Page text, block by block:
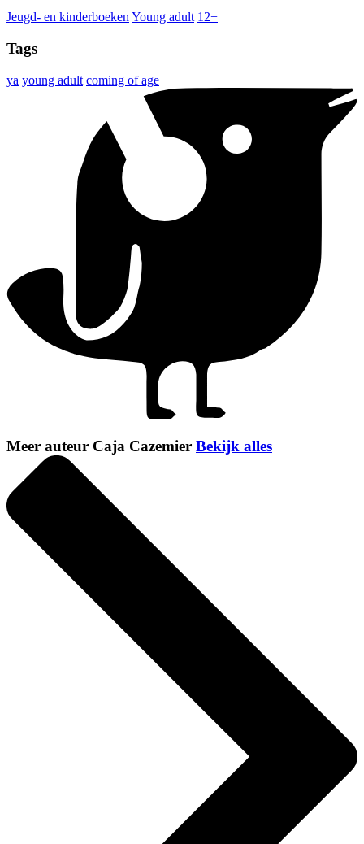
Jeugd- en kinderboeken Young adult 12+
Tags
ya young adult coming of age
Meer auteur Caja Cazemier Bekijk alles